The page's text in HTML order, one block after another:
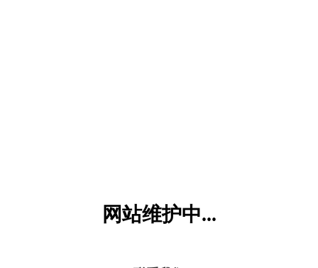
网站维护中...